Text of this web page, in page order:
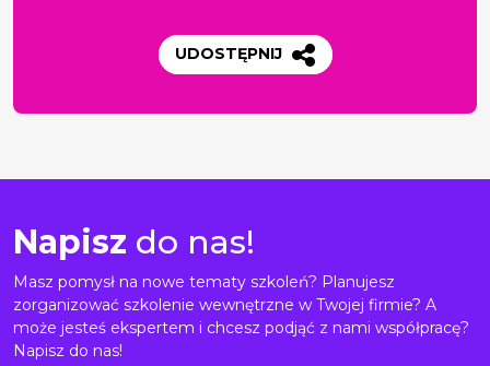
UDOSTĘPNIJ
Napisz do nas!
Masz pomysł na nowe tematy szkoleń? Planujesz
zorganizować szkolenie wewnętrzne w Twojej firmie? A
może jesteś ekspertem i chcesz podjąć z nami współpracę?
Napisz do nas!